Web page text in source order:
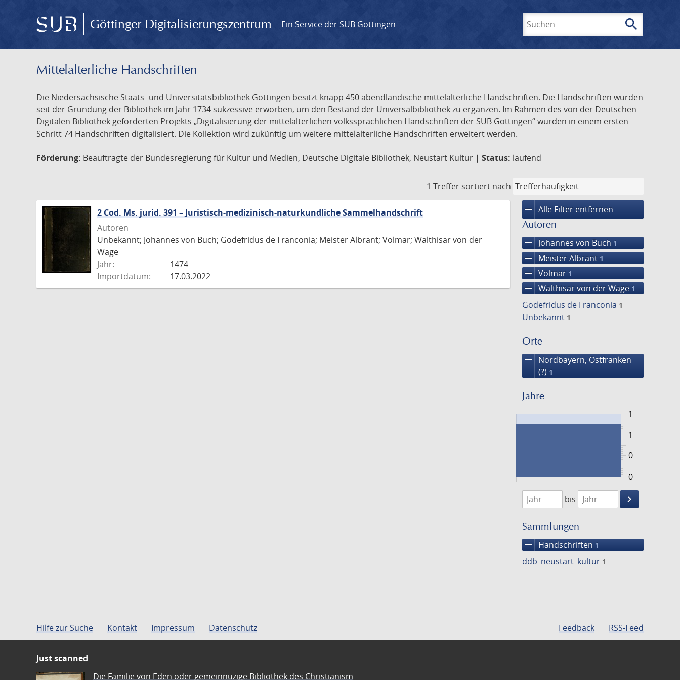
Göttinger Digitalisierungszentrum Ein Service der SUB Göttingen search
Mittelalterliche Handschriften
Die Niedersächsische Staats- und Universitätsbibliothek Göttingen besitzt knapp 450 abendländische mittelalterliche Handschriften. Die Handschriften wurden
seit der Gründung der Bibliothek im Jahr 1734 sukzessive erworben, um den Bestand der Universalbibliothek zu ergänzen. Im Rahmen des von der Deutschen
Digitalen Bibliothek geförderten Projekts „Digitalisierung der mittelalterlichen volkssprachlichen Handschriften der SUB Göttingen“ wurden in einem ersten
Schritt 74 Handschriften digitalisiert. Die Kollektion wird zukünftig um weitere mittelalterliche Handschriften erweitert werden.
Förderung: Beauftragte der Bundesregierung für Kultur und Medien, Deutsche Digitale Bibliothek, Neustart Kultur | Status: laufend
1 Treffer sortiert nach
remove Alle Filter entfernen
Autoren
remove Johannes von Buch 1
remove Meister Albrant 1
remove Volmar 1
remove Walthisar von der Wage 1
Godefridus de Franconia 1
Unbekannt 1
Orte
remove
Nordbayern, Ostfranken
(?) 1
Jahre
0
1
0
1
1474
1475
bis
keyboard_arrow_right
Suche
Sammlungen
remove Handschriften 1
ddb_neustart_kultur 1
2 Cod. Ms. jurid. 391 – Juristisch-medizinisch-naturkundliche Sammelhandschrift
Autoren
Unbekannt; Johannes von Buch; Godefridus de Franconia; Meister Albrant; Volmar; Walthisar von der
Wage
Jahr:
1474
Importdatum:
17.03.2022
Hilfe zur Suche Kontakt Impressum Datenschutz Feedback RSS-Feed
Just scanned
Die Familie von Eden oder gemeinnüzige Bibliothek des Christianism